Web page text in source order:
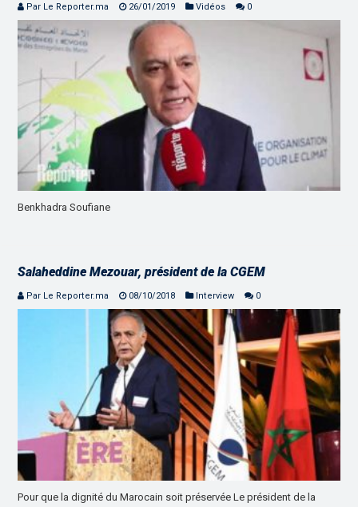
Par Le Reporter.ma 26/01/2019 Vidéos 0
Benkhadra Soufiane
Salaheddine Mezouar, président de la CGEM
Par Le Reporter.ma 08/10/2018 Interview 0
Pour que la dignité du Marocain soit préservée Le président de la